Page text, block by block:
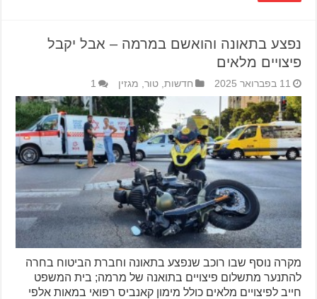
נפצע בתאונה והואשם במרמה – אבל יקבל
פיצויים מלאים
11 בפברואר 2025 חדשות,טור, מגזין 1
מקרה נוסף שבו רוכב שנפצע בתאונה וחברת הביטוח בחרה
להתנער מתשלום פיצויים בתואנה של מרמה; בית המשפט
חייב לפיצויים מלאים כולל מימון קאנביס רפואי במאות אלפי